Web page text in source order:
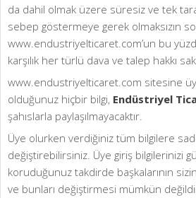
da dahil olmak üzere süresiz ve tek
sebep göstermeye gerek olmaksızın
www.endustriyelticaret.com’un bu
karşılık her türlü dava ve talep hakkı
www.endustriyelticaret.com sitesine
olduğunuz hiçbir bilgi, Endüstriyel
şahıslarla paylaşılmayacaktır.
Üye olurken verdiğiniz tüm bilgilere
değiştirebilirsiniz. Üye giriş bilgilerinizi
koruduğunuz takdirde başkalarının
ve bunları değiştirmesi mümkün